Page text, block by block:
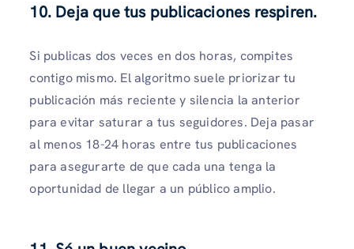
10. Deja que tus publicaciones respiren.
Si publicas dos veces en dos horas, compites
contigo mismo. El algoritmo suele priorizar tu
publicación más reciente y silencia la anterior
para evitar saturar a tus seguidores. Deja pasar
al menos 18-24 horas entre tus publicaciones
para asegurarte de que cada una tenga la
oportunidad de llegar a un público amplio.